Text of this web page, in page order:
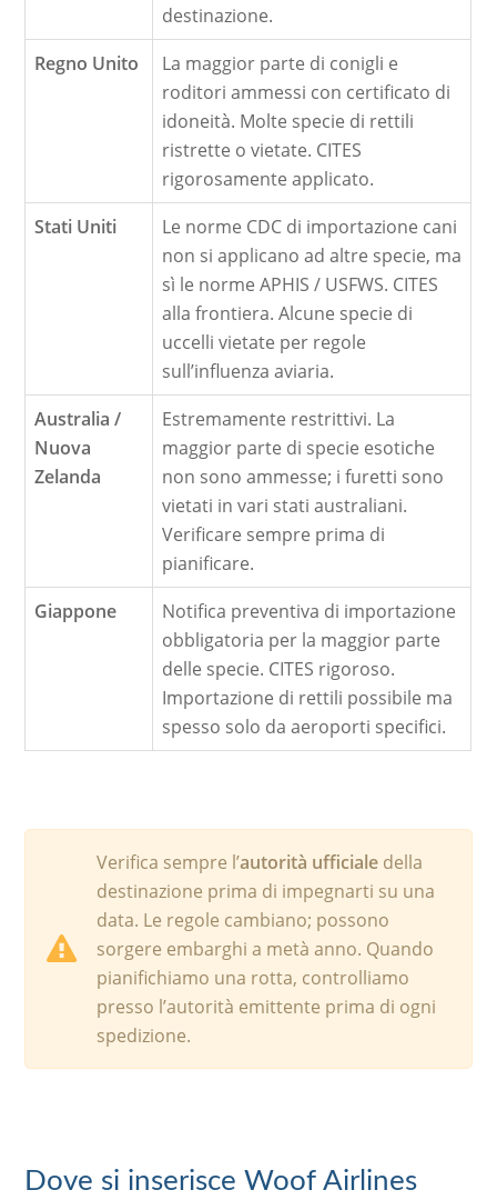
destinazione.
Regno Unito
La maggior parte di conigli e
roditori ammessi con certificato di
idoneità. Molte specie di rettili
ristrette o vietate. CITES
rigorosamente applicato.
Stati Uniti
Le norme CDC di importazione cani
non si applicano ad altre specie, ma
sì le norme APHIS / USFWS. CITES
alla frontiera. Alcune specie di
uccelli vietate per regole
sull’influenza aviaria.
Australia /
Nuova
Zelanda
Estremamente restrittivi. La
maggior parte di specie esotiche
non sono ammesse; i furetti sono
vietati in vari stati australiani.
Verificare sempre prima di
pianificare.
Giappone
Notifica preventiva di importazione
obbligatoria per la maggior parte
delle specie. CITES rigoroso.
Importazione di rettili possibile ma
spesso solo da aeroporti specifici.
Verifica sempre l’autorità ufficiale della
destinazione prima di impegnarti su una
data. Le regole cambiano; possono
sorgere embarghi a metà anno. Quando
pianifichiamo una rotta, controlliamo
presso l’autorità emittente prima di ogni
spedizione.
Dove si inserisce Woof Airlines